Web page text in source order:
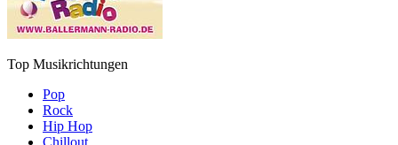
Top Musikrichtungen
Pop
Rock
Hip Hop